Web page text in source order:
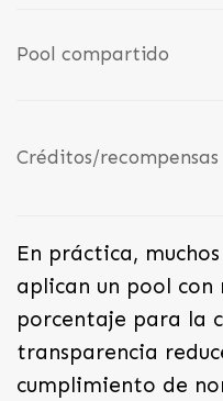
Pool compartido
Créditos/recompensas
En práctica,
aplican un pool
porcentaje para la
transparencia
cumplimiento de